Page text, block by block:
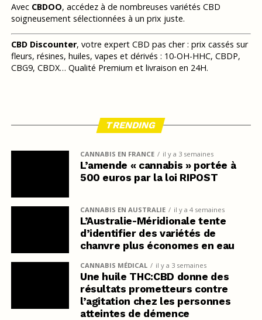
Avec CBDOO, accédez à de nombreuses variétés CBD
soigneusement sélectionnées à un prix juste.
CBD Discounter, votre expert CBD pas cher : prix cassés sur
fleurs, résines, huiles, vapes et dérivés : 10-OH-HHC, CBDP,
CBG9, CBDX… Qualité Premium et livraison en 24H.
TRENDING
CANNABIS EN FRANCE il y a 3 semaines
L’amende « cannabis » portée à
500 euros par la loi RIPOST
CANNABIS EN AUSTRALIE il y a 4 semaines
L’Australie-Méridionale tente
d’identifier des variétés de
chanvre plus économes en eau
CANNABIS MÉDICAL il y a 3 semaines
Une huile THC:CBD donne des
résultats prometteurs contre
l’agitation chez les personnes
atteintes de démence